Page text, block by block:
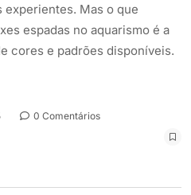
experientes. Mas o que
espadas no aquarismo é a
cores e padrões disponíveis.
0 Comentários